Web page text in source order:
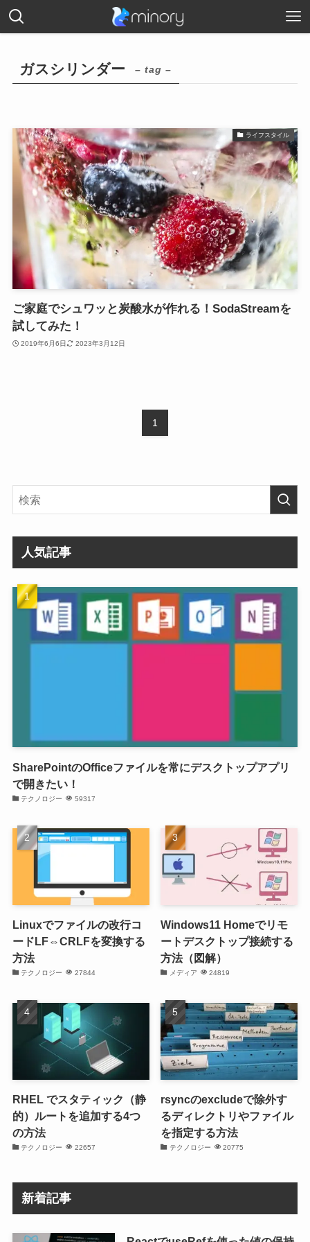
ガスシリンダー – tag –
ライフスタイル
ご家庭でシュワッと炭酸水が作れる！SodaStreamを
試してみた！
2019年6月6日 2023年3月12日
1
人気記事
SharePointのOfficeファイルを常にデスクトップアプリ
で開きたい！
テクノロジー 59317
Linuxでファイルの改行コ
ードLF⇔CRLFを変換する
方法
テクノロジー 27844
Windows11 Homeでリモ
ートデスクトップ接続する
方法（図解）
メディア 24819
RHEL でスタティック（静
的）ルートを追加する4つ
の方法
テクノロジー 22657
rsyncのexcludeで除外す
るディレクトリやファイル
を指定する方法
テクノロジー 20775
新着記事